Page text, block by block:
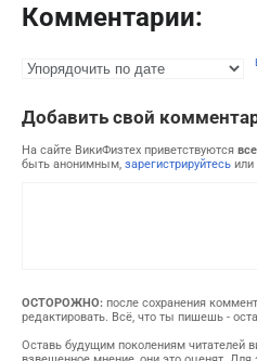
Комментарии:
Добавить свой
На сайте ВикиФизтех приветствуются
быть анонимным, зарегистрируйтесь или
ОСТОРОЖНО: после сохранения
редактировать. Всё, что ты пишешь -
Оставь будущим поколениям читателей